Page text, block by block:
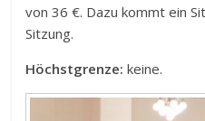
von 36 €. Dazu kommt ein
Sitzung.
Höchstgrenze:keine.